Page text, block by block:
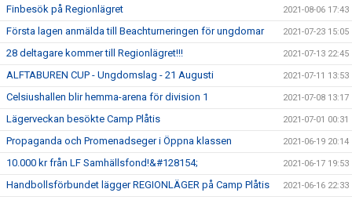
Finbesök på Regionlägret 2021-08-06 17:43
Första lagen anmälda till Beachturneringen för ungdomar 2021-07-23 15:05
28 deltagare kommer till Regionlägret!!! 2021-07-13 22:45
ALFTABUREN CUP - Ungdomslag - 21 Augusti 2021-07-11 13:53
Celsiushallen blir hemma-arena för division 1 2021-07-08 13:17
Lägerveckan besökte Camp Plåtis 2021-07-01 00:31
Propaganda och Promenadseger i Öppna klassen 2021-06-19 20:14
10.000 kr från LF Samhällsfond!&#128154; 2021-06-17 19:53
Handbollsförbundet lägger REGIONLÄGER på Camp Plåtis 2021-06-16 22:33